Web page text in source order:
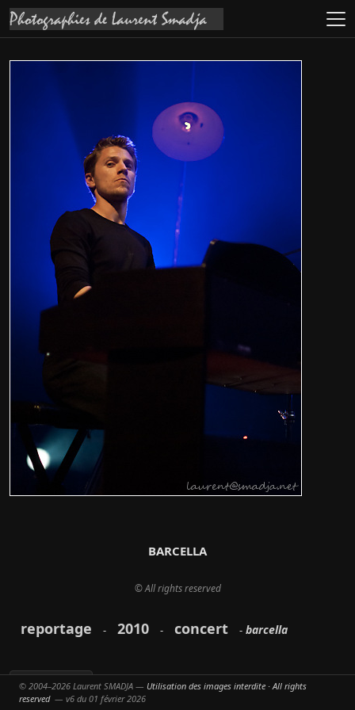
reportage - 2010 - concert - barcella
Partager
BARCELLA
© All rights reserved
© 2004–2026 Laurent SMADJA — Utilisation des images interdite · All rights
reserved— v6 du 01 février 2026